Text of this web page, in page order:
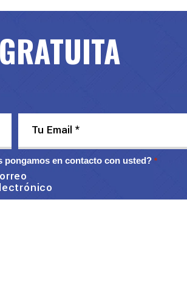
pongamos en contacto con usted? *